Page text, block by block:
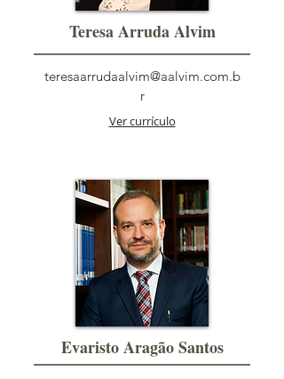
Teresa Arruda Alvim
teresaarrudaalvim@aalvim.com.b
r
Ver currículo
Evaristo Aragão Santos